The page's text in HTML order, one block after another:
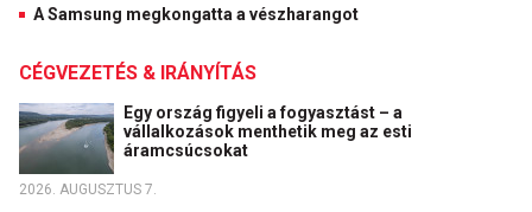
A Samsung megkongatta a vészharangot
CÉGVEZETÉS & IRÁNYÍTÁS
Egy ország figyeli a fogyasztást – a
vállalkozások menthetik meg az esti
áramcsúcsokat
2026. AUGUSZTUS 7.